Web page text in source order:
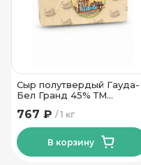
Сыр полутвердый Гауда-
Бел Гранд 45% ТМ
1 кг
767 ₽
В корзину